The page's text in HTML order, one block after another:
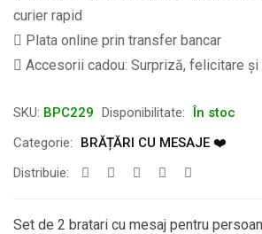
curier rapid
Plata online prin transfer bancar
Accesorii cadou: Surpriză, felicitare și
SKU: BPC229 Disponibilitate: În stoc
Categorie:
BRĂȚĂRI CU MESAJE ❤️
Distribuie:
Set de 2 bratari cu mesaj pentru